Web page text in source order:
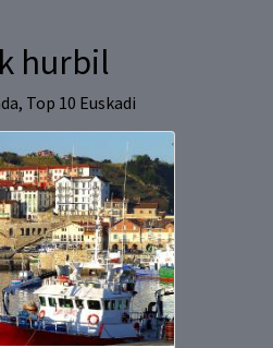
hurbil
Top 10 Euskadi